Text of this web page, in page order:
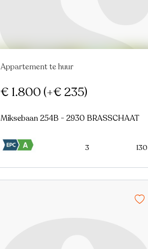
Nieuw
Appartement te huur
€ 1.800 (+€ 235)
Miksebaan 254B - 2930 BRASSCHAAT
3 130